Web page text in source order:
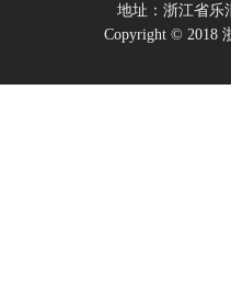
地址：浙江省
Copyright © 2018